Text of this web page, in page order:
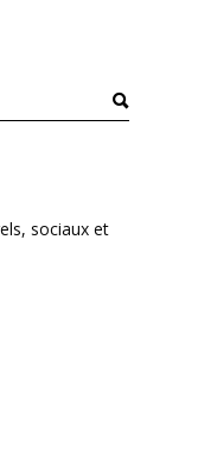
sociaux et